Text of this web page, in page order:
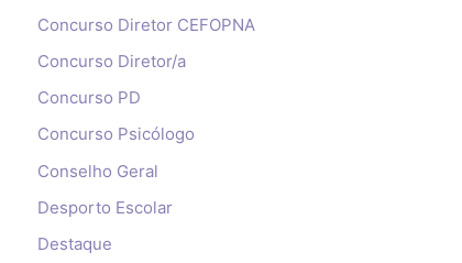
Concurso Diretor CEFOPNA
Concurso Diretor/a
Concurso PD
Concurso Psicólogo
Conselho Geral
Desporto Escolar
Destaque